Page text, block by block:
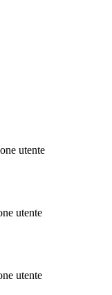
utente
utente
utente